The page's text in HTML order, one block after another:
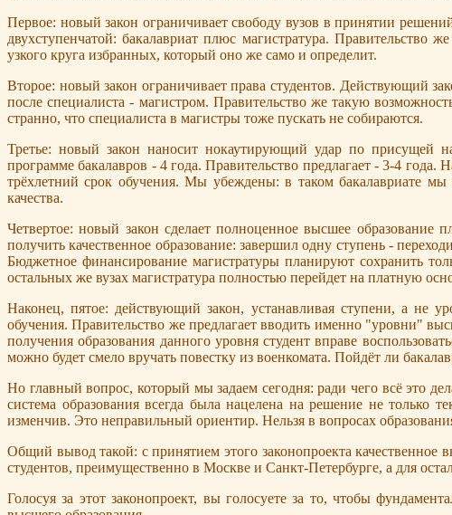
Первое: новый закон ограничивает свободу вузов в принятии
двухступенчатой: бакалавриат плюс магистратура. Правительство
узкого круга избранных, который оно же само и определит.
Второе: новый закон ограничивает права студентов. Действующий
после специалиста - магистром. Правительство же такую
странно, что специалиста в магистры тоже пускать не собираются.
Третье: новый закон наносит нокаутирующий удар по присущей
программе бакалавров - 4 года. Правительство предлагает - 3-4 года.
трёхлетний срок обучения. Мы убеждены: в таком бакалавриате
качества.
Четвертое: новый закон сделает полноценное высшее
получить качественное образование: завершил одну ступень -
Бюджетное финансирование магистратуры планируют сохранить
остальных же вузах магистратура полностью перейдет на платную
Наконец, пятое: действующий закон, устанавливая ступени, а не
обучения. Правительство же предлагает вводить именно "уровни"
получения образования данного уровня студент вправе
можно будет смело вручать повестку из военкомата. Пойдёт ли
Но главный вопрос, который мы задаем сегодня: ради чего всё это
система образования всегда была нацелена на решение не только
изменчив. Это неправильный ориентир. Нельзя в вопросах
Общий вывод такой: с принятием этого законопроекта качественное
студентов, преимущественно в Москве и Санкт-Петербурге, а для
Голосуя за этот законопроект, вы голосуете за то, чтобы